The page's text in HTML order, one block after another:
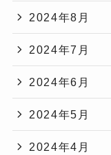
2024年8月
2024年7月
2024年6月
2024年5月
2024年4月